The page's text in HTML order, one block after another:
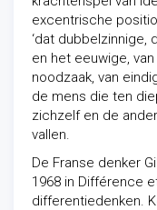
excentrische
‘dat dubbelzinnige,
en het eeuwige,
noodzaak, van
de mens die ten
zichzelf en de
vallen.
De Franse denker
1968 in Différence
differentiedenken.